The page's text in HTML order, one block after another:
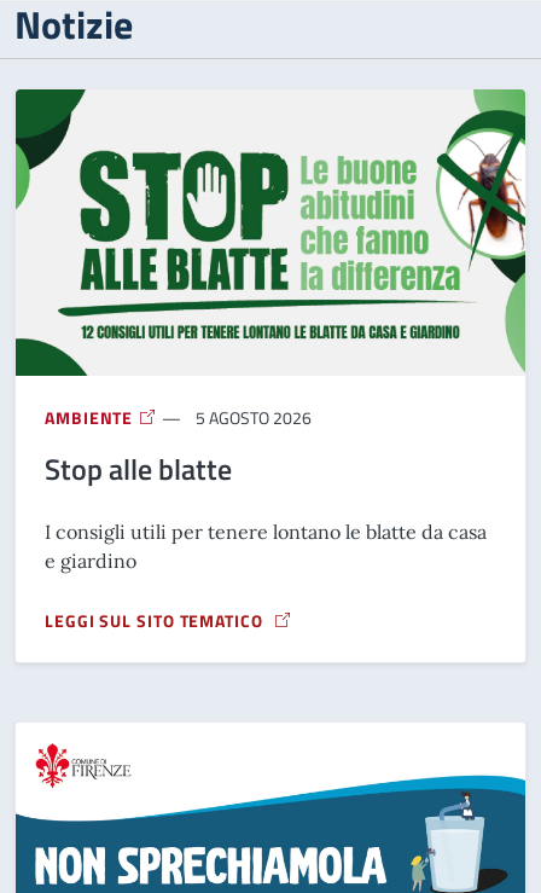
Notizie
AMBIENTE 5 AGOSTO 2026
Stop alle blatte
I consigli utili per tenere lontano le blatte da casa
e giardino
LEGGI SUL SITO TEMATICO
A PROPOSITO DI STOP ALLE BLATTE